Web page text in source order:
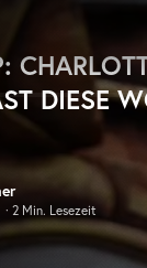
DIESE
· 2 Min. Lesezeit